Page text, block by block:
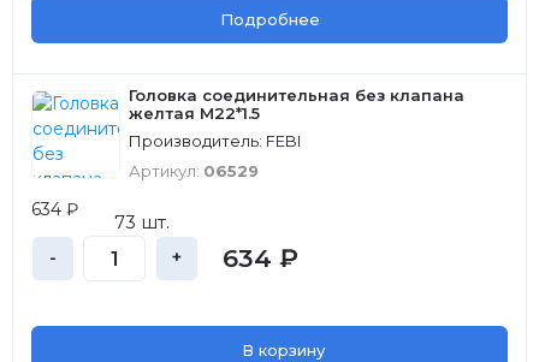
Подробнее
Головка соединительная без клапана
желтая M22*1.5
Производитель: FEBI
Артикул: 06529
634 ₽
73 шт.
- + 634 ₽
В корзину